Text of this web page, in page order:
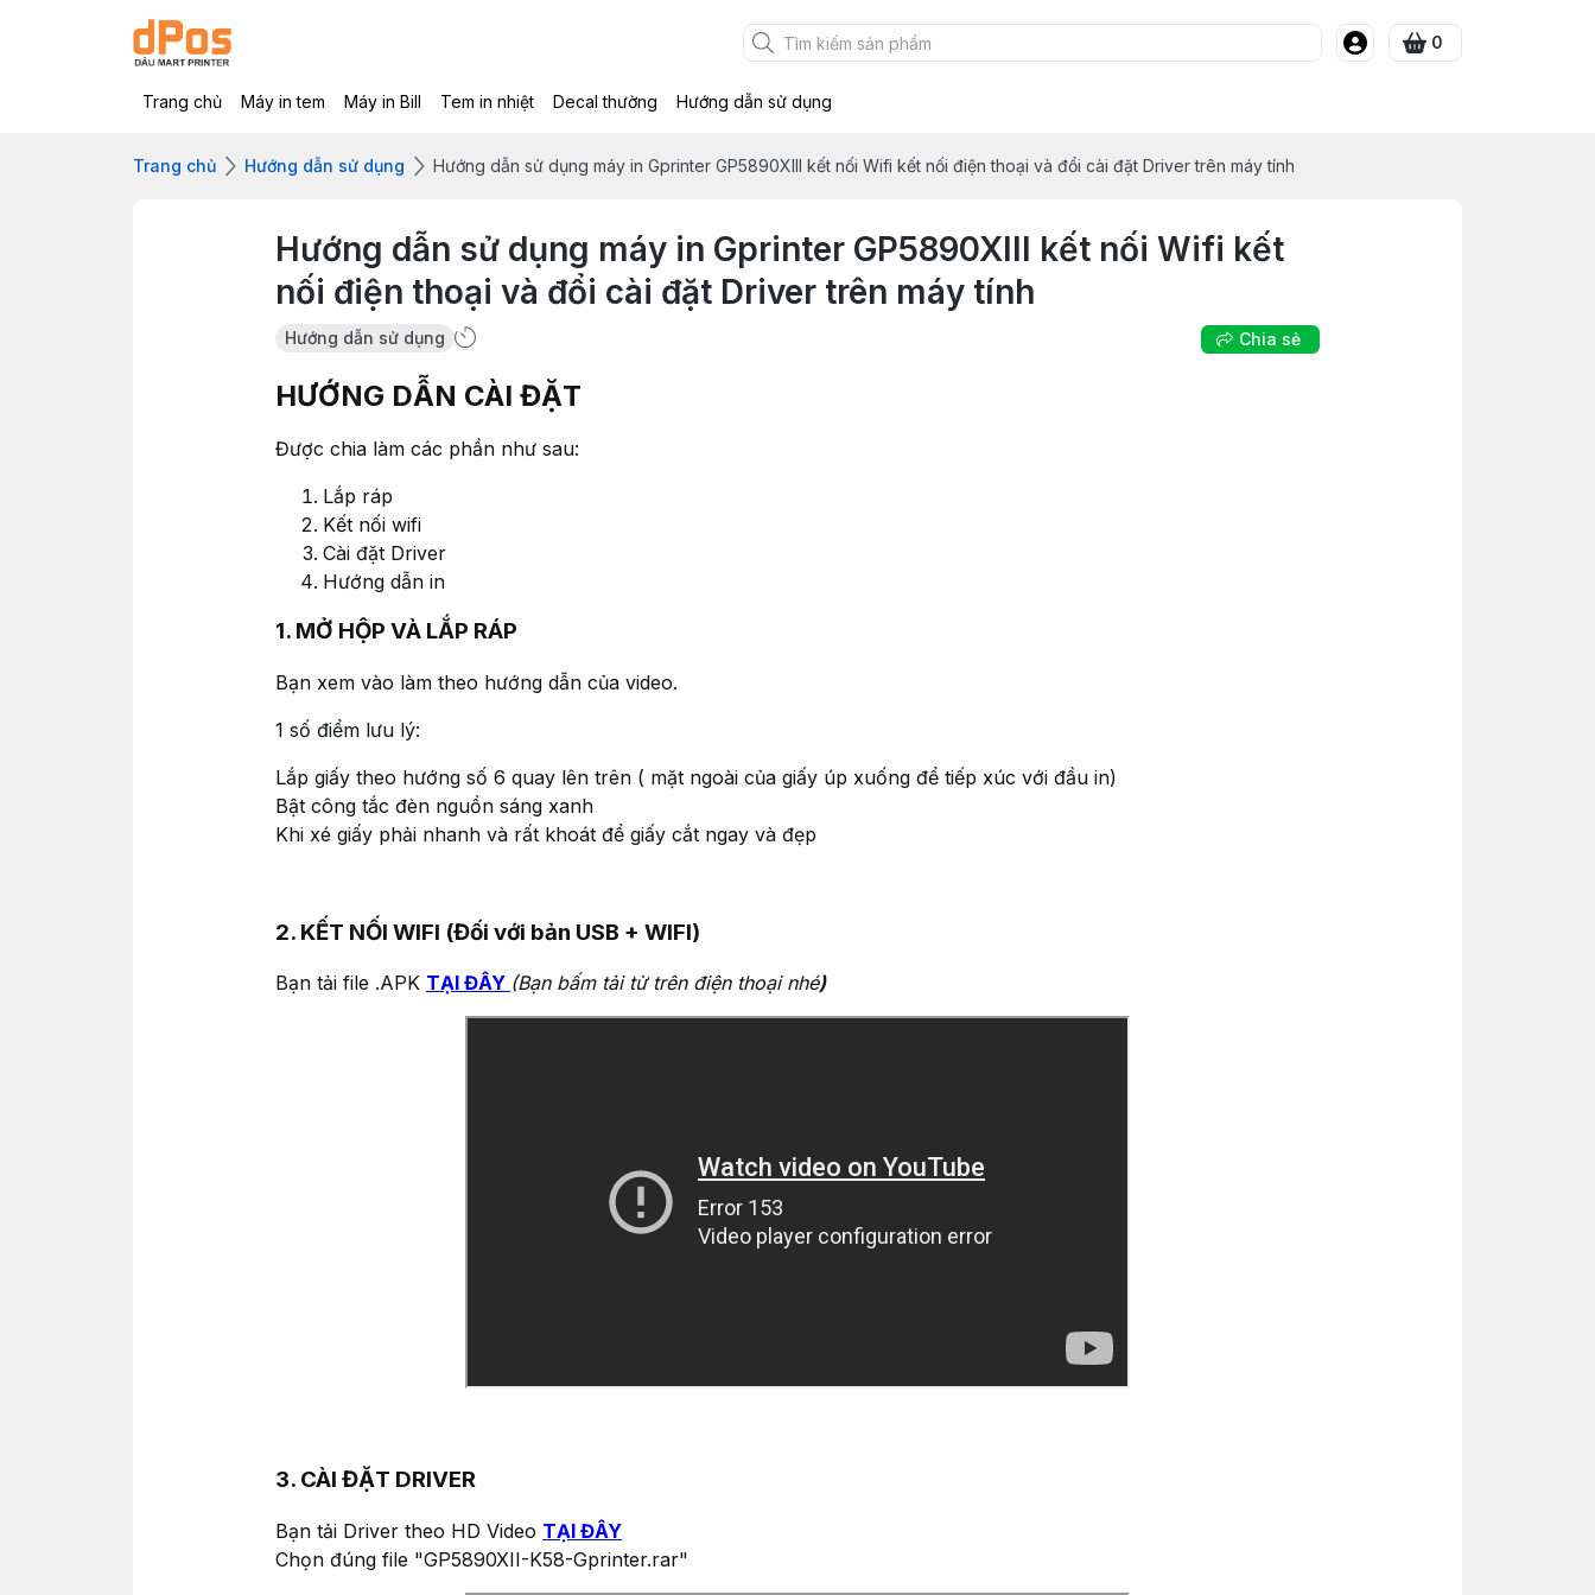
0
Trang chủ Máy in tem Máy in Bill Tem in nhiệt Decal thường Hướng dẫn sử dụng
Trang chủ Hướng dẫn sử dụng Hướng dẫn sử dụng máy in Gprinter GP5890XIII kết nối Wifi kết nối điện thoại và đổi cài đặt Driver trên máy tính
Hướng dẫn sử dụng máy in Gprinter GP5890XIII kết nối Wifi kết
nối điện thoại và đổi cài đặt Driver trên máy tính
Hướng dẫn sử dụng Chia sẻ
HƯỚNG DẪN CÀI ĐẶT
Được chia làm các phần như sau:
Lắp ráp
Kết nối wifi
Cài đặt Driver
Hướng dẫn in
1. MỞ HỘP VÀ LẮP RÁP
Bạn xem vào làm theo hướng dẫn của video.
1 số điểm lưu lý:
Lắp giấy theo hướng số 6 quay lên trên ( mặt ngoài của giấy úp xuống để tiếp xúc với đầu in)
Bật công tắc đèn nguồn sáng xanh
Khi xé giấy phải nhanh và rất khoát để giấy cắt ngay và đẹp
2. KẾT NỐI WIFI (Đối với bản USB + WIFI)
Bạn tải file .APK TẠI ĐÂY (Bạn bấm tải từ trên điện thoại nhé)
3. CÀI ĐẶT DRIVER
Bạn tải Driver theo HD Video TẠI ĐÂY
Chọn đúng file "GP5890XII-K58-Gprinter.rar"